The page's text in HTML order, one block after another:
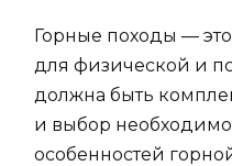
Горные походы —
для физической и
должна быть
и выбор
особенностей